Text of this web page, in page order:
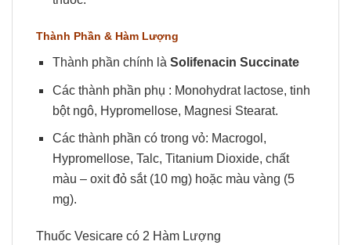
Thành Phần & Hàm Lượng
Thành phần chính là Solifenacin Succinate
Các thành phần phụ : Monohydrat lactose, tinh
bột ngô, Hypromellose, Magnesi Stearat.
Các thành phần có trong vỏ: Macrogol,
Hypromellose, Talc, Titanium Dioxide, chất
màu – oxit đỏ sắt (10 mg) hoặc màu vàng (5
mg).
Thuốc Vesicare có 2 Hàm Lượng